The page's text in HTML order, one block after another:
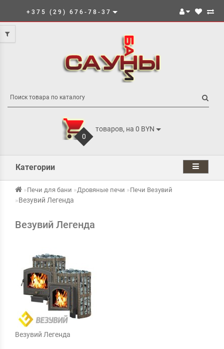
+375 (29) 676-78-37
0
товаров, на 0 BYN
Категории
Печи для бани Дровяные печи Печи Везувий
Везувий Легенда
Везувий Легенда
Везувий Легенда